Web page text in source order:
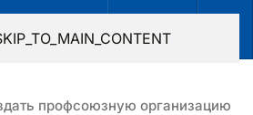
RU
профсоюзную организацию